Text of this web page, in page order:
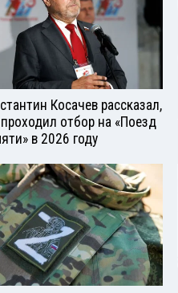
Косачев рассказал,
проходил отбор на «Поезд
в 2026 году